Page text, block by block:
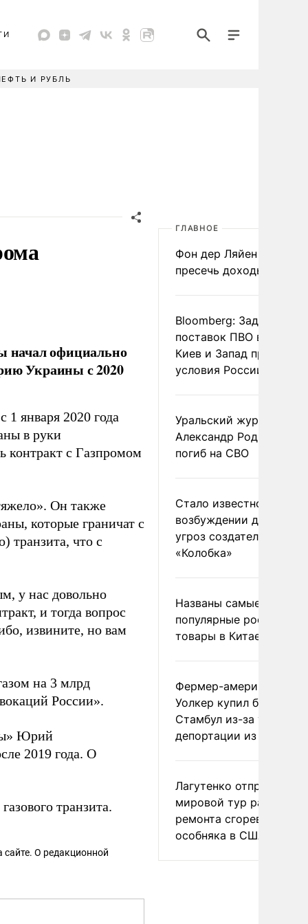
И РУБЛЬ
начал официально
Украины с 2020
января 2020 года
в руки
контракт с Газпромом
Он также
которые граничат с
транзита, что с
у нас довольно
и тогда вопрос
извините, но вам
на 3 млрд
России».
Юрий
2019 года. О
транзита.
сайте. О редакционной
ГЛАВНОЕ
Фон дер Ляйен
пресечь доходы России
Bloomberg: Задержка
поставок ПВО вынудит
Киев и Запад принять
условия России
Уральский журналист
Александр Родионов
погиб на СВО
Стало известно о
возбуждении дела из-
угроз создателям
«Колобка»
Названы самые
популярные российские
товары в Китае
Фермер-американец
Уолкер купил билет в
Стамбул из-за угрозы
депортации из России
Лагутенко отправился в
мировой тур ради
ремонта сгоревшего
особняка в США